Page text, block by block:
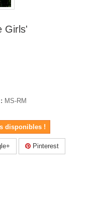
Girls'
MS-RM
disponibles !
Pinterest